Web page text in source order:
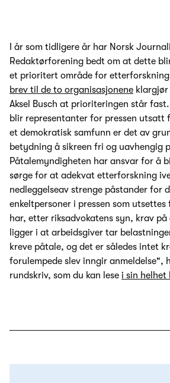
I år som tidligere år har Norsk
Redaktørforening bedt om at dette
et prioritert område for etterforskning
brev til de to organisasjonene klargjør
Aksel Busch at prioriteringen står
blir representanter for pressen utsatt
et demokratisk samfunn er det av
betydning å sikreen fri og uavhengig
Påtalemyndigheten har ansvar for å
sørge for at adekvat etterforskning
nedleggelseav strenge påstander for
enkeltpersoner i pressen som
har, etter riksadvokatens syn, krav
ligger i at arbeidsgiver tar
kreve påtale, og det er således intet
forulempede slev inngir anmeldelse",
rundskriv, som du kan lese i sin helhet